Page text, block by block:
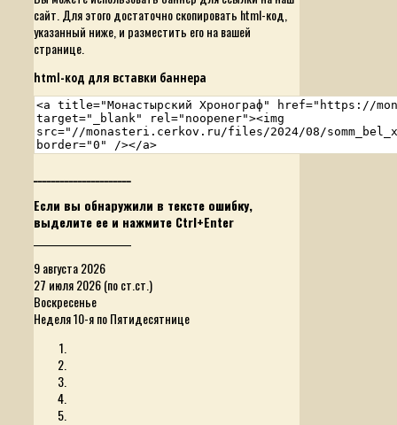
сайт. Для этого достаточно скопировать html-код,
указанный ниже, и разместить его на вашей
странице.
html-код для вставки баннера
Если вы обнаружили в тексте ошибку,
выделите ее и нажмите Ctrl+Enter
9 августа 2026
27 июля 2026 (по ст.ст.)
Воскресенье
Неделя 10-я по Пятидесятнице